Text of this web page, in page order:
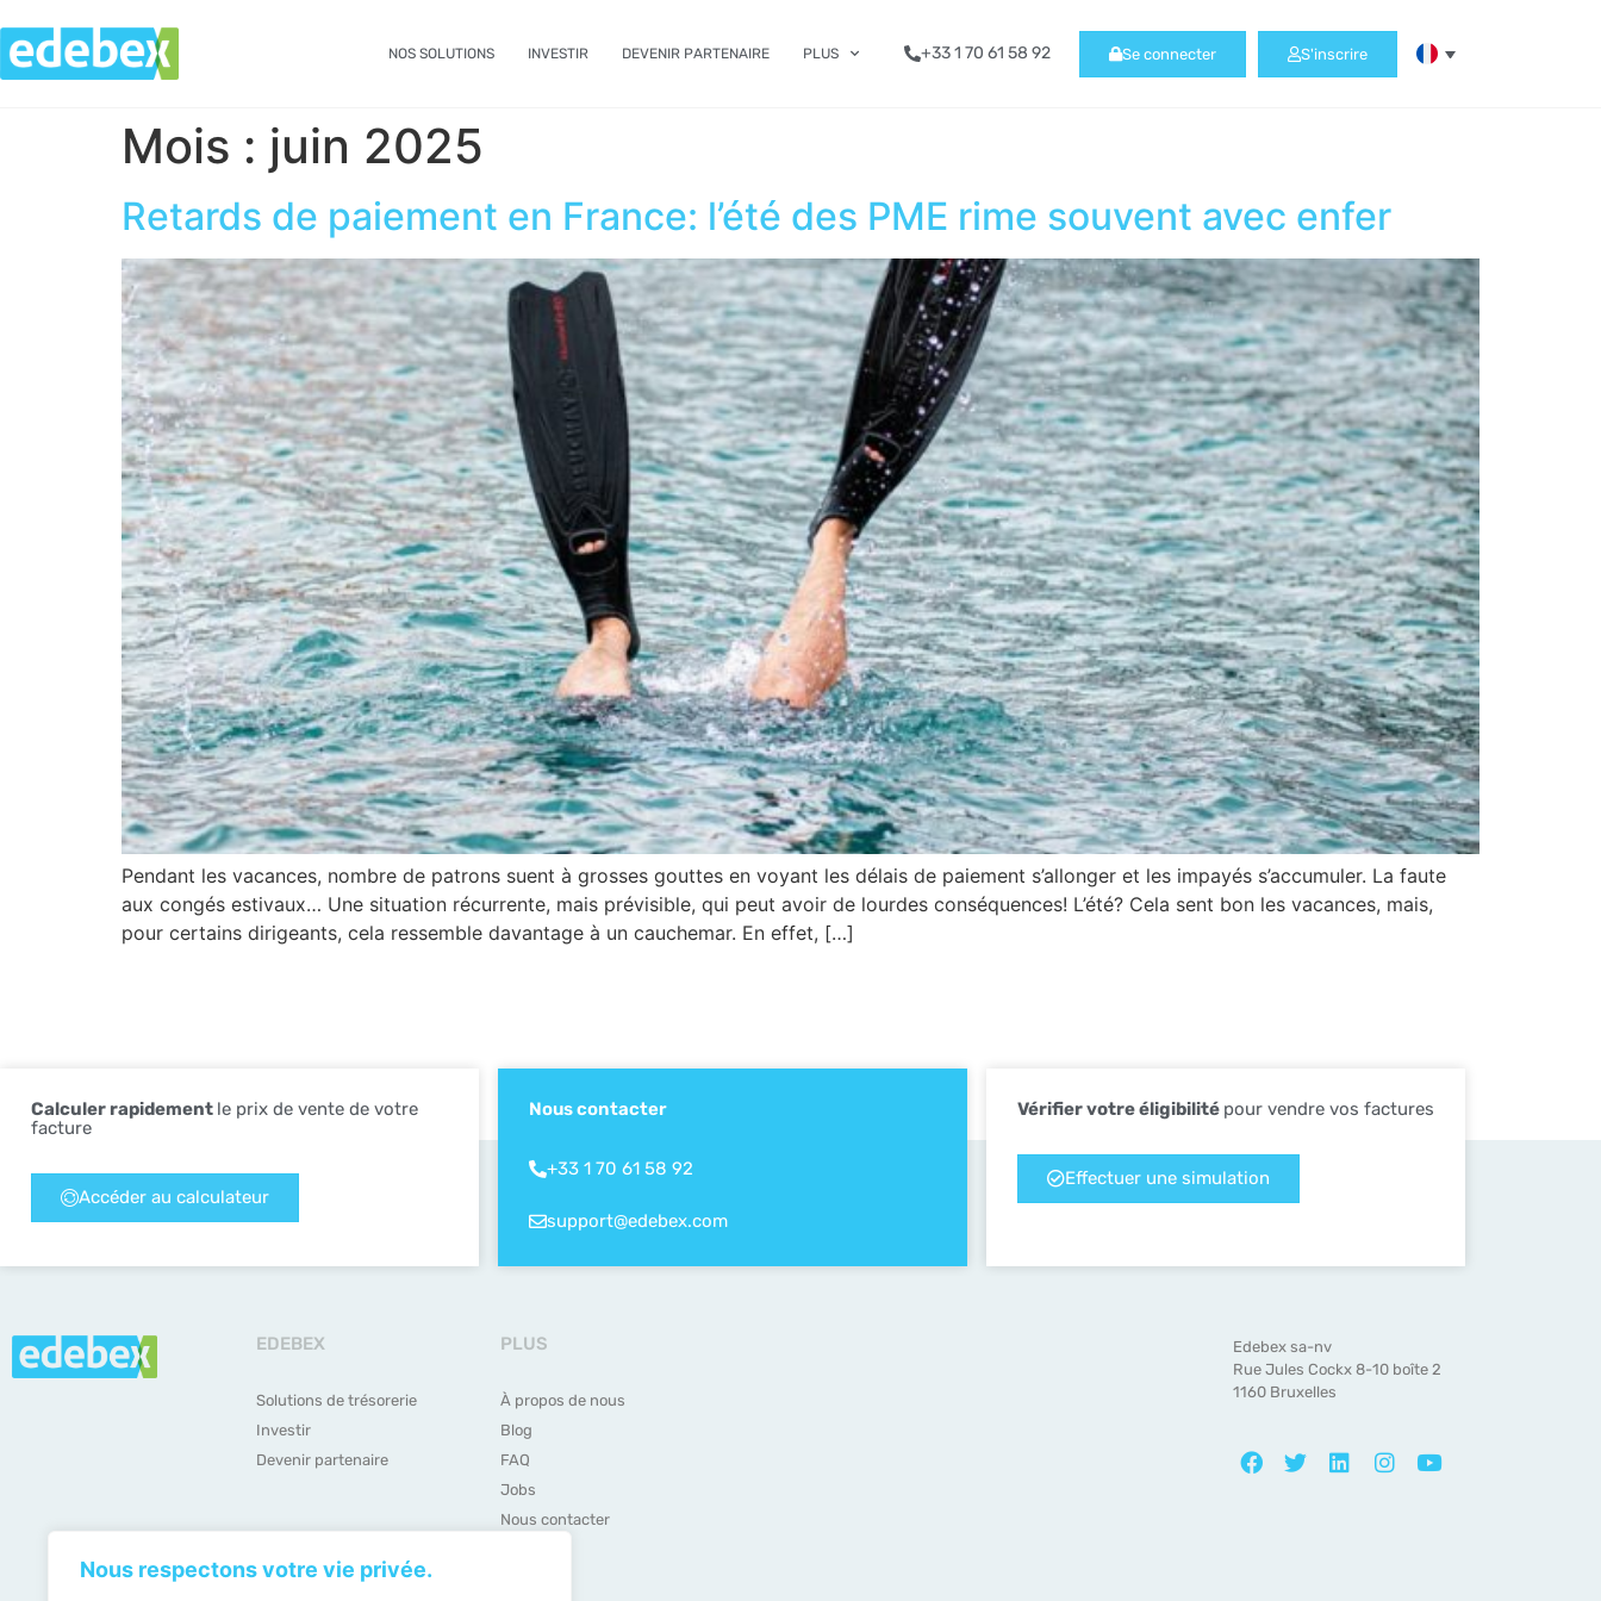
Nous respectons votre vie privée.
NOS SOLUTIONS INVESTIR DEVENIR PARTENAIRE PLUS +33 1 70 61 58 92 Se connecter S'inscrire
Mois : juin 2025
Retards de paiement en France: l’été des PME rime souvent avec enfer
Pendant les vacances, nombre de patrons suent à grosses gouttes en voyant les délais de paiement s’allonger et les impayés s’accumuler. La faute
aux congés estivaux… Une situation récurrente, mais prévisible, qui peut avoir de lourdes conséquences! L’été? Cela sent bon les vacances, mais,
pour certains dirigeants, cela ressemble davantage à un cauchemar. En effet, […]
Calculer rapidement le prix de vente de votre
facture
Accéder au calculateur
Nous contacter
+33 1 70 61 58 92
support@edebex.com
Vérifier votre éligibilité pour vendre vos factures
Effectuer une simulation
EDEBEX
Solutions de trésorerie
Investir
Devenir partenaire
PLUS
À propos de nous
Blog
FAQ
Jobs
Nous contacter
Edebex sa-nv
Rue Jules Cockx 8-10 boîte 2
1160 Bruxelles